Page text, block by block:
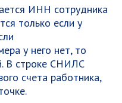
ИНН сотрудника
только если у
у него нет, то
В строке СНИЛС
счета работника,